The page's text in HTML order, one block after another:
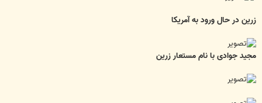
زرین در حال ورود به آمریکا
مجید جوادی با نام مستعار زرین